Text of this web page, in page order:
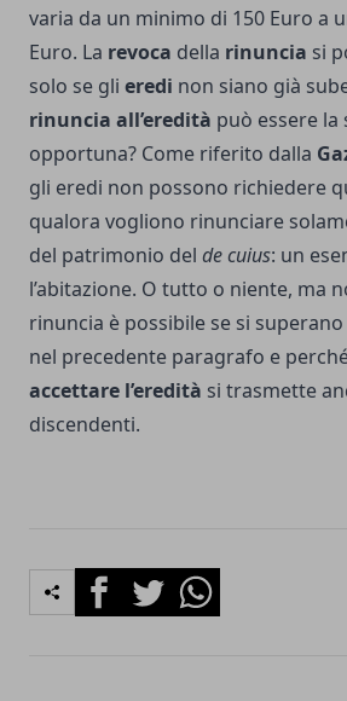
varia da un minimo di 150 Euro a
Euro. La revoca della rinuncia si
solo se gli eredi non siano già
rinuncia all’eredità può essere la
opportuna? Come riferito dalla
gli eredi non possono richiedere
qualora vogliono rinunciare
del patrimonio del de cuius: un
l’abitazione. O tutto o niente, ma
rinuncia è possibile se si
nel precedente paragrafo e
accettare l’eredità si trasmette
discendenti.
FacebookTwitterWhatsapp